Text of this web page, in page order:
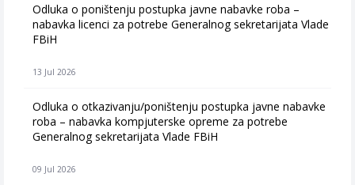
Odluka o poništenju postupka javne nabavke roba –
nabavka licenci za potrebe Generalnog sekretarijata Vlade
FBiH
13 Jul 2026
Odluka o otkazivanju/poništenju postupka javne nabavke
roba – nabavka kompjuterske opreme za potrebe
Generalnog sekretarijata Vlade FBiH
09 Jul 2026